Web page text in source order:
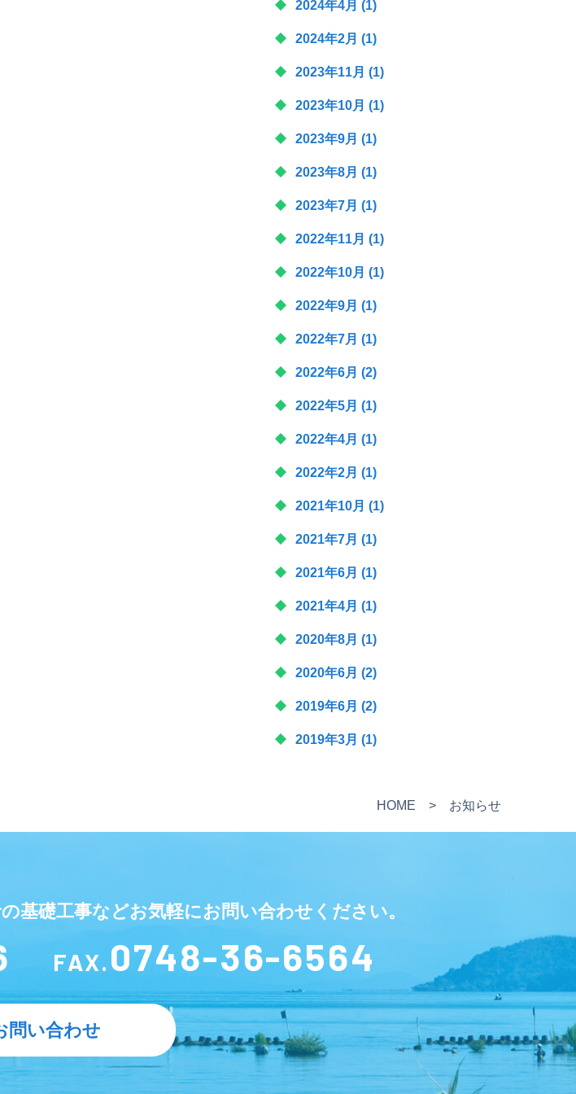
2024年4月 (1)
2024年2月 (1)
2023年11月 (1)
2023年10月 (1)
2023年9月 (1)
2023年8月 (1)
2023年7月 (1)
2022年11月 (1)
2022年10月 (1)
2022年9月 (1)
2022年7月 (1)
2022年6月 (2)
2022年5月 (1)
2022年4月 (1)
2022年2月 (1)
2021年10月 (1)
2021年7月 (1)
2021年6月 (1)
2021年4月 (1)
2020年8月 (1)
2020年6月 (2)
2019年6月 (2)
2019年3月 (1)
HOME > お知らせ
基礎工事などお気軽にお問い合わせください。
FAX. 0748-36-6564
問い合わせ